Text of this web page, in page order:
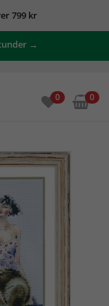
799 kr
→
0 0